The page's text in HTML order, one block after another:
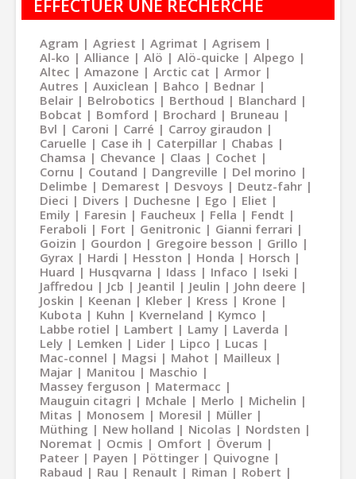
EFFECTUER UNE RECHERCHE
Agram Agriest Agrimat
Agrisem
Al-ko
Alliance Alö Alö-quicke
Alpego
Altec
Amazone Arctic cat
Armor
Autres
Auxiclean Bahco
Bednar
Belair
Belrobotics Berthoud
Blanchard
Bobcat
Bomford Brochard
Bruneau
Bvl
Caroni Carré
Carroy giraudon
Caruelle
Case ih Caterpillar
Chabas
Chamsa
Chevance Claas
Cochet
Cornu
Coutand Dangreville
Del morino
Delimbe
Demarest Desvoys
Deutz-fahr
Dieci
Divers Duchesne Ego
Eliet
Emily
Faresin Faucheux Fella
Fendt
Feraboli
Fort Genitronic
Gianni ferrari
Goizin
Gourdon Gregoire besson
Grillo
Gyrax
Hardi Hesston Honda
Horsch
Huard
Husqvarna Idass Infaco
Iseki
Jaffredou
Jcb Jeantil Jeulin
John deere
Joskin
Keenan Kleber Kress
Krone
Kubota
Kuhn Kverneland
Kymco
Labbe rotiel
Lambert Lamy
Laverda
Lely
Lemken Lider Lipco
Lucas
Mac-connel
Magsi Mahot
Mailleux
Majar
Manitou
Maschio
Massey ferguson
Matermacc
Mauguin citagri
Mchale Merlo
Michelin
Mitas
Monosem Moresil
Müller
Müthing
New holland Nicolas
Nordsten
Noremat
Ocmis Omfort
Överum
Pateer
Payen Pöttinger
Quivogne
Rabaud
Rau Renault Riman
Robert